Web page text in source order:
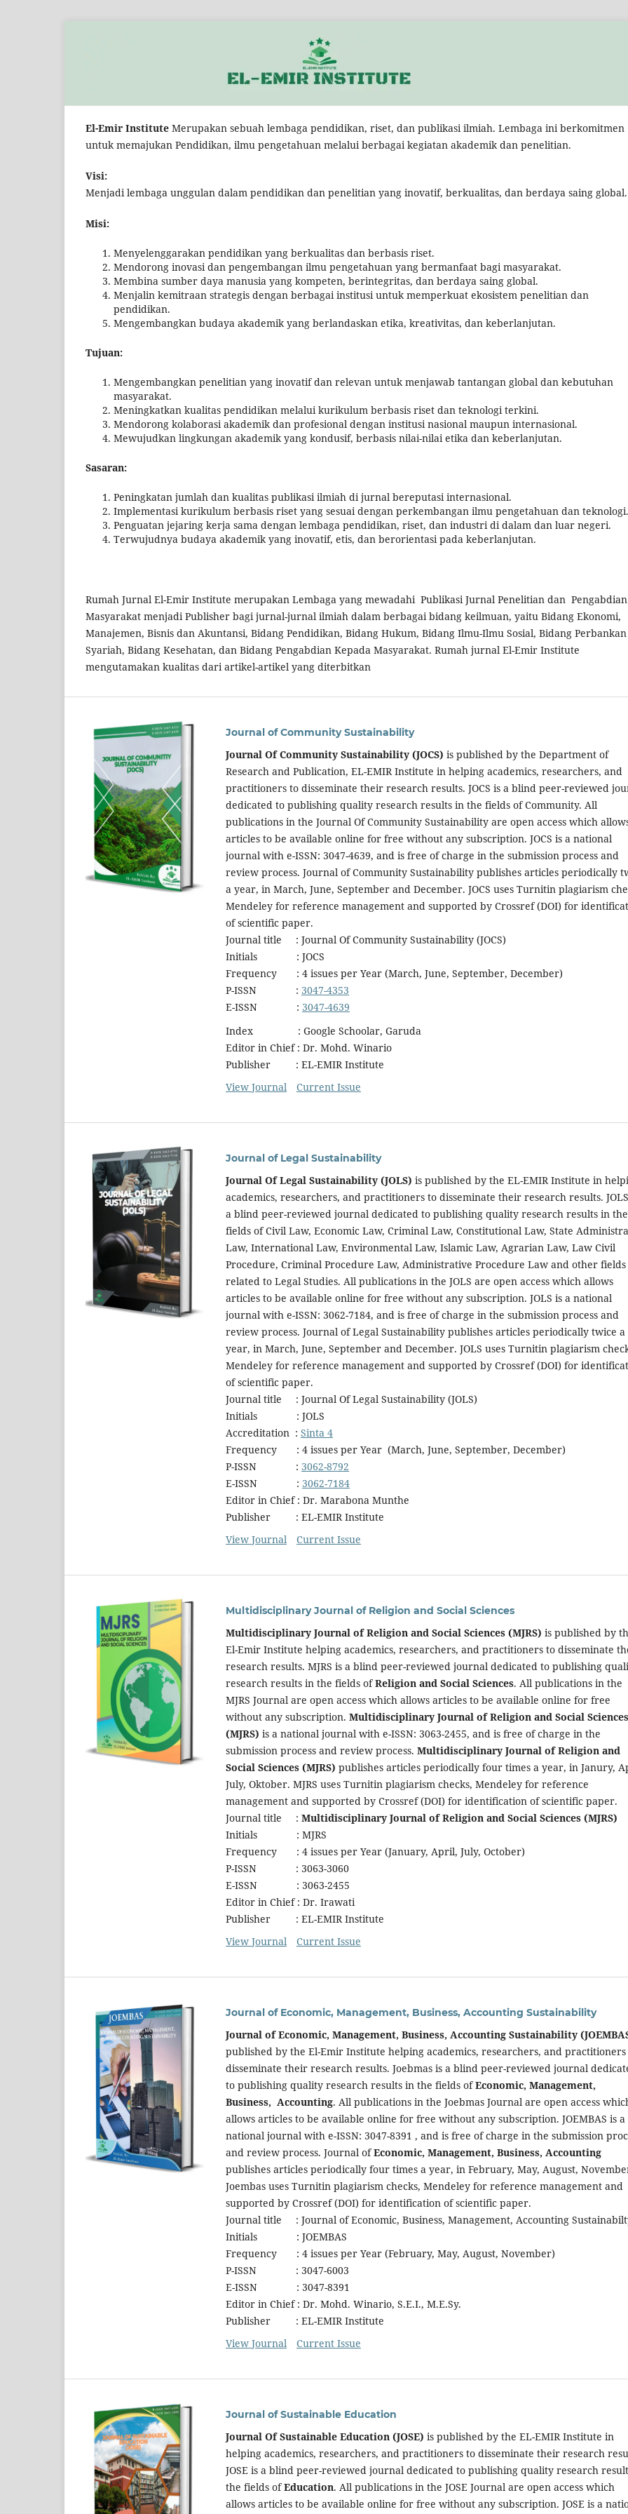
El-Emir Institute Merupakan sebuah lembaga pendidikan, riset, dan publikasi ilmiah. Lembaga ini berkomitmen
untuk memajukan Pendidikan, ilmu pengetahuan melalui berbagai kegiatan akademik dan penelitian.
Visi:
Menjadi lembaga unggulan dalam pendidikan dan penelitian yang inovatif, berkualitas, dan berdaya saing global.
Misi:
Menyelenggarakan pendidikan yang berkualitas dan berbasis riset.
Mendorong inovasi dan pengembangan ilmu pengetahuan yang bermanfaat bagi masyarakat.
Membina sumber daya manusia yang kompeten, berintegritas, dan berdaya saing global.
Menjalin kemitraan strategis dengan berbagai institusi untuk memperkuat ekosistem penelitian dan
pendidikan.
Mengembangkan budaya akademik yang berlandaskan etika, kreativitas, dan keberlanjutan.
Tujuan:
Mengembangkan penelitian yang inovatif dan relevan untuk menjawab tantangan global dan kebutuhan
masyarakat.
Meningkatkan kualitas pendidikan melalui kurikulum berbasis riset dan teknologi terkini.
Mendorong kolaborasi akademik dan profesional dengan institusi nasional maupun internasional.
Mewujudkan lingkungan akademik yang kondusif, berbasis nilai-nilai etika dan keberlanjutan.
Sasaran:
Peningkatan jumlah dan kualitas publikasi ilmiah di jurnal bereputasi internasional.
Implementasi kurikulum berbasis riset yang sesuai dengan perkembangan ilmu pengetahuan dan teknologi.
Penguatan jejaring kerja sama dengan lembaga pendidikan, riset, dan industri di dalam dan luar negeri.
Terwujudnya budaya akademik yang inovatif, etis, dan berorientasi pada keberlanjutan.
Rumah Jurnal El-Emir Institute merupakan Lembaga yang mewadahi Publikasi Jurnal Penelitian dan Pengabdian
Masyarakat menjadi Publisher bagi jurnal-jurnal ilmiah dalam berbagai bidang keilmuan, yaitu Bidang Ekonomi,
Manajemen, Bisnis dan Akuntansi, Bidang Pendidikan, Bidang Hukum, Bidang Ilmu-Ilmu Sosial, Bidang Perbankan
Syariah, Bidang Kesehatan, dan Bidang Pengabdian Kepada Masyarakat. Rumah jurnal El-Emir Institute
mengutamakan kualitas dari artikel-artikel yang diterbitkan
Journal of Community Sustainability
Journal Of Community Sustainability (JOCS) is published by the Department of
Research and Publication, EL-EMIR Institute in helping academics, researchers, and
practitioners to disseminate their research results. JOCS is a blind peer-reviewed
dedicated to publishing quality research results in the fields of Community. All
publications in the Journal Of Community Sustainability are open access which
articles to be available online for free without any subscription. JOCS is a national
journal with e-ISSN: 3047-4639, and is free of charge in the submission process and
review process. Journal of Community Sustainability publishes articles periodically
a year, in March, June, September and December. JOCS uses Turnitin plagiarism
Mendeley for reference management and supported by Crossref (DOI) for
of scientific paper.
Journal title : Journal Of Community Sustainability (JOCS)
Initials : JOCS
Frequency : 4 issues per Year (March, June, September, December)
P-ISSN : 3047-4353
E-ISSN : 3047-4639
Index : Google Schoolar, Garuda
Editor in Chief : Dr. Mohd. Winario
Publisher : EL-EMIR Institute
View Journal
Current Issue
Journal of Legal Sustainability
Journal Of Legal Sustainability (JOLS) is published by the EL-EMIR Institute in
academics, researchers, and practitioners to disseminate their research results.
a blind peer-reviewed journal dedicated to publishing quality research results in the
fields of Civil Law, Economic Law, Criminal Law, Constitutional Law, State
Law, International Law, Environmental Law, Islamic Law, Agrarian Law, Law Civil
Procedure, Criminal Procedure Law, Administrative Procedure Law and other fields
related to Legal Studies. All publications in the JOLS are open access which allows
articles to be available online for free without any subscription. JOLS is a national
journal with e-ISSN: 3062-7184, and is free of charge in the submission process and
review process. Journal of Legal Sustainability publishes articles periodically twice a
year, in March, June, September and December. JOLS uses Turnitin plagiarism
Mendeley for reference management and supported by Crossref (DOI) for
of scientific paper.
Journal title : Journal Of Legal Sustainability (JOLS)
Initials : JOLS
Accreditation : Sinta 4
Frequency : 4 issues per Year (March, June, September, December)
P-ISSN : 3062-8792
E-ISSN : 3062-7184
Editor in Chief : Dr. Marabona Munthe
Publisher : EL-EMIR Institute
View Journal
Current Issue
Multidisciplinary Journal of Religion and Social Sciences
Multidisciplinary Journal of Religion and Social Sciences (MJRS) is published by
El-Emir Institute helping academics, researchers, and practitioners to disseminate
research results. MJRS is a blind peer-reviewed journal dedicated to publishing
research results in the fields ofReligion and Social Sciences. All publications in the
MJRS Journal are open access which allows articles to be available online for free
without any subscription. Multidisciplinary Journal of Religion and Social Sciences
(MJRS) is a national journal with e-ISSN: 3063-2455, and is free of charge in the
submission process and review process. Multidisciplinary Journal of Religion and
Social Sciences (MJRS) publishes articles periodically four times a year, in Janury,
July, Oktober. MJRS uses Turnitin plagiarism checks, Mendeley for reference
management and supported by Crossref (DOI) for identification of scientific paper.
Journal title : Multidisciplinary Journal of Religion and Social Sciences (MJRS)
Initials : MJRS
Frequency : 4 issues per Year (January, April, July, October)
P-ISSN : 3063-3060
E-ISSN : 3063-2455
Editor in Chief : Dr. Irawati
Publisher : EL-EMIR Institute
View Journal
Current Issue
Journal of Economic, Management, Business, Accounting Sustainability
Journal of Economic, Management, Business, Accounting Sustainability
published by the El-Emir Institute helping academics, researchers, and
disseminate their research results. Joebmas is a blind peer-reviewed journal
to publishing quality research results in the fields ofEconomic, Management,
Business, Accounting. All publications in the Joebmas Journal are open access
allows articles to be available online for free without any subscription. JOEMBAS is a
national journal with e-ISSN: 3047-8391 , and is free of charge in the submission
and review process. Journal ofEconomic, Management, Business, Accounting
publishes articles periodically four times a year, in February, May, August,
Joembas uses Turnitin plagiarism checks, Mendeley for reference management and
supported by Crossref (DOI) for identification of scientific paper.
Journal title : Journal of Economic, Business, Management, Accounting
Initials : JOEMBAS
Frequency : 4 issues per Year (February, May, August, November)
P-ISSN : 3047-6003
E-ISSN : 3047-8391
Editor in Chief : Dr. Mohd. Winario, S.E.I., M.E.Sy.
Publisher : EL-EMIR Institute
View Journal
Current Issue
Journal of Sustainable Education
Journal Of Sustainable Education (JOSE) is published by the EL-EMIR Institute in
helping academics, researchers, and practitioners to disseminate their research
JOSE is a blind peer-reviewed journal dedicated to publishing quality research
the fields ofEducation. All publications in the JOSE Journal are open access which
allows articles to be available online for free without any subscription. JOSE is a